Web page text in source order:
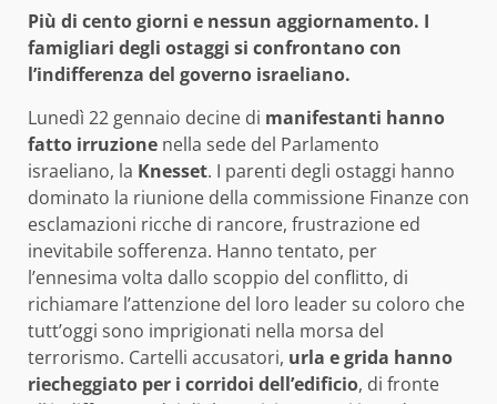
Più di cento giorni e nessun aggiornamento. I
famigliari degli ostaggi si confrontano con
l’indifferenza del governo israeliano.
Lunedì 22 gennaio decine di manifestanti hanno
fatto irruzione nella sede del Parlamento
israeliano, la Knesset. I parenti degli ostaggi hanno
dominato la riunione della commissione Finanze con
esclamazioni ricche di rancore, frustrazione ed
inevitabile sofferenza. Hanno tentato, per
l’ennesima volta dallo scoppio del conflitto, di
richiamare l’attenzione del loro leader su coloro che
tutt’oggi sono imprigionati nella morsa del
terrorismo. Cartelli accusatori, urla e grida hanno
riecheggiato per i corridoi dell’edificio, di fronte